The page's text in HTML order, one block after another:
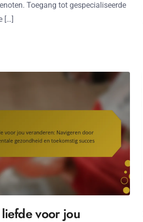
Toegang tot gespecialiseerde
[…]
voor jou